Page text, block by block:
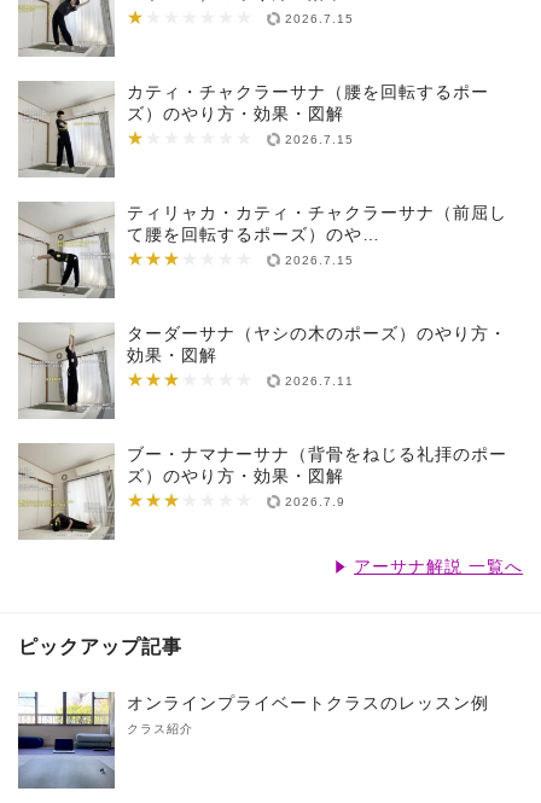
★
★★★★★★★ 2026.7.15
カティ・チャクラーサナ（腰を回転するポー
ズ）のやり方・効果・図解
★
★★★★★★★ 2026.7.15
ティリャカ・カティ・チャクラーサナ（前屈し
て腰を回転するポーズ）のや…
★★★
★★★★★★★ 2026.7.15
ターダーサナ（ヤシの木のポーズ）のやり方・
効果・図解
★★★
★★★★★★★ 2026.7.11
ブー・ナマナーサナ（背骨をねじる礼拝のポー
ズ）のやり方・効果・図解
★★★
★★★★★★★ 2026.7.9
アーサナ解説 一覧へ
ピックアップ記事
オンラインプライベートクラスのレッスン例
クラス紹介